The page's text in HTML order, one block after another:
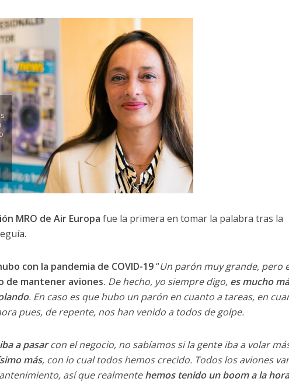
MRO de Air Europa fue la primera en tomar la palabra tras la
con la pandemia de COVID-19“Un parón muy grande, pero
de mantener aviones. De hecho, yo siempre digo, es mucho
. En caso es que hubo un parón en cuanto a tareas, en
pues, de repente, nos han venido a todos de golpe.
a pasarcon el negocio, no sabíamos si la gente iba a volar
más, con lo cual todos hemos crecido. Todos los aviones
así que realmentehemos tenido un boom a la